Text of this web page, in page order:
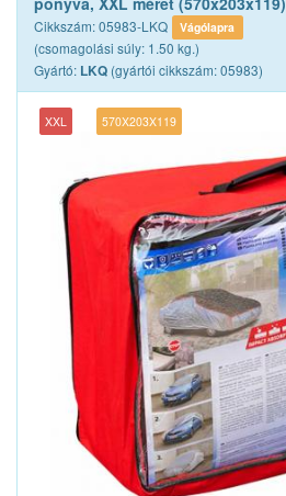
Cikkszám: 05983-LKQ Vágólapra
(csomagolási súly: 1.50 kg.)
Gyártó: LKQ (gyártói cikkszám: 05983)
XXL 570X203X119